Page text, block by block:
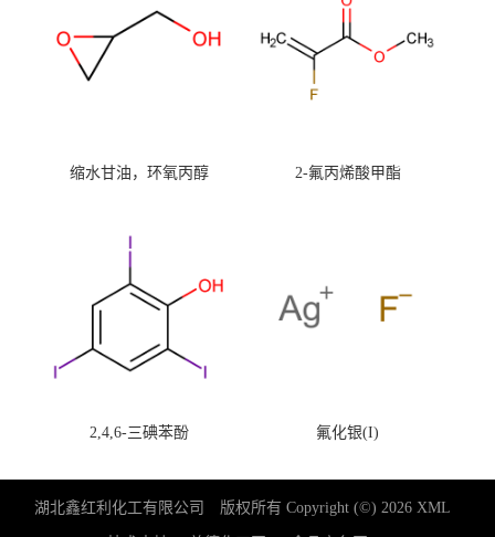
缩水甘油，环氧丙醇 2-氟丙烯酸甲酯
2,4,6-三碘苯酚 氟化银(I)
湖北鑫红利化工有限公司 版权所有 Copyright (©) 2026 XML